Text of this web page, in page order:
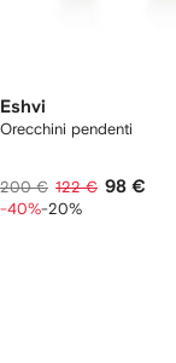
Eshvi
Orecchini pendenti
200 € 122 € 98 €
-40%-20%